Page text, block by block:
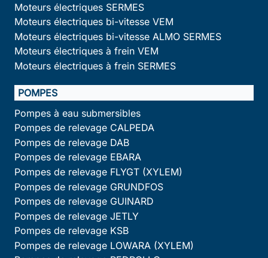
Moteurs électriques SERMES
Moteurs électriques bi-vitesse VEM
Moteurs électriques bi-vitesse ALMO SERMES
Moteurs électriques à frein VEM
Moteurs électriques à frein SERMES
POMPES
Pompes à eau submersibles
Pompes de relevage CALPEDA
Pompes de relevage DAB
Pompes de relevage EBARA
Pompes de relevage FLYGT (XYLEM)
Pompes de relevage GRUNDFOS
Pompes de relevage GUINARD
Pompes de relevage JETLY
Pompes de relevage KSB
Pompes de relevage LOWARA (XYLEM)